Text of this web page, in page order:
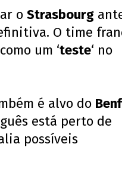
o Strasbourg
O time
um ‘teste‘ no
é alvo do
está perto de
possíveis